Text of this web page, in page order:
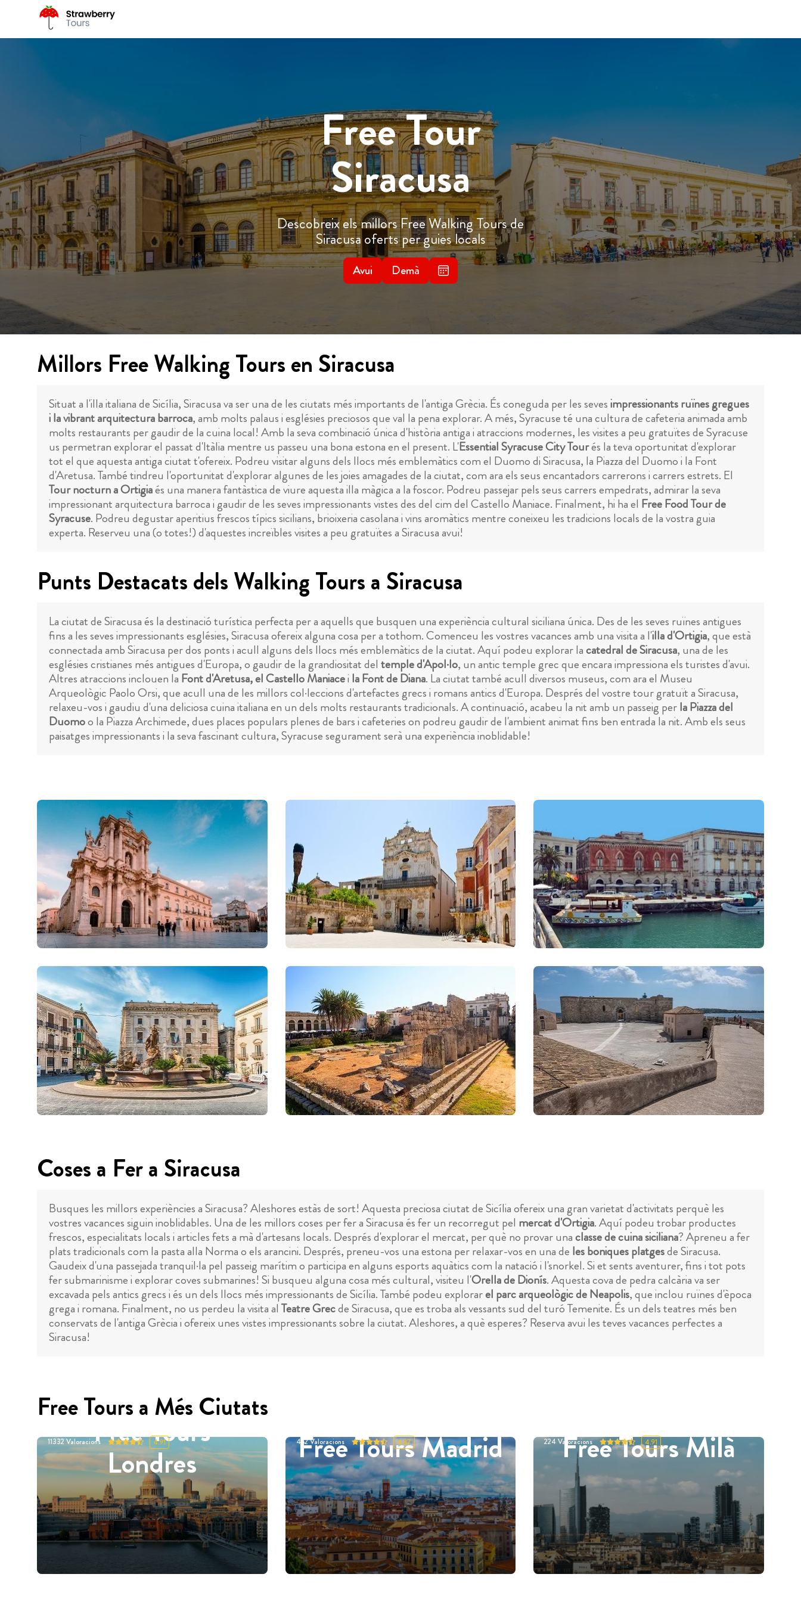
Free Tour
Siracusa
Descobreix els millors Free Walking Tours de
Siracusa oferts per guies locals
Avui Demà
Millors Free Walking Tours en Siracusa
Situat a l'illa italiana de Sicília, Siracusa va ser una de les ciutats més importants de l'antiga Grècia. És coneguda per les sevesimpressionants ruïnes gregues
i la vibrant arquitectura barroca, amb molts palaus i esglésies preciosos que val la pena explorar. A més, Syracuse té una cultura de cafeteria animada amb
molts restaurants per gaudir de la cuina local! Amb la seva combinació única d'història antiga i atraccions modernes, les visites a peu gratuïtes de Syracuse
us permetran explorar el passat d'Itàlia mentre us passeu una bona estona en el present. L'Essential Syracuse City Tourés la teva oportunitat d'explorar
tot el que aquesta antiga ciutat t'ofereix. Podreu visitar alguns dels llocs més emblemàtics com el Duomo di Siracusa, la Piazza del Duomo i la Font
d'Aretusa. També tindreu l'oportunitat d'explorar algunes de les joies amagades de la ciutat, com ara els seus encantadors carrerons i carrers estrets. El
Tour nocturn a Ortigiaés una manera fantàstica de viure aquesta illa màgica a la foscor. Podreu passejar pels seus carrers empedrats, admirar la seva
impressionant arquitectura barroca i gaudir de les seves impressionants vistes des del cim del Castello Maniace. Finalment, hi ha el Free Food Tour de
Syracuse. Podreu degustar aperitius frescos típics sicilians, brioixeria casolana i vins aromàtics mentre coneixeu les tradicions locals de la vostra guia
experta. Reserveu una (o totes!) d'aquestes increïbles visites a peu gratuïtes a Siracusa avui!
Punts Destacats dels Walking Tours a Siracusa
La ciutat de Siracusa és la destinació turística perfecta per a aquells que busquen una experiència cultural siciliana única. Des de les seves ruïnes antigues
fins a les seves impressionants esglésies, Siracusa ofereix alguna cosa per a tothom. Comenceu les vostres vacances amb una visita a l'illa d'Ortigia, que està
connectada amb Siracusa per dos ponts i acull alguns dels llocs més emblemàtics de la ciutat. Aquí podeu explorar lacatedral de Siracusa, una de les
esglésies cristianes més antigues d'Europa, o gaudir de la grandiositat del temple d'Apol·lo, un antic temple grec que encara impressiona els turistes d'avui.
Altres atraccions inclouen la Font d'Aretusa, el Castello Maniacei la Font de Diana. La ciutat també acull diversos museus, com ara el Museu
Arqueològic Paolo Orsi, que acull una de les millors col·leccions d'artefactes grecs i romans antics d'Europa. Després del vostre tour gratuït a Siracusa,
relaxeu-vos i gaudiu d'una deliciosa cuina italiana en un dels molts restaurants tradicionals. A continuació, acabeu la nit amb un passeig perla Piazza del
Duomoo la Piazza Archimede, dues places populars plenes de bars i cafeteries on podreu gaudir de l'ambient animat fins ben entrada la nit. Amb els seus
paisatges impressionants i la seva fascinant cultura, Syracuse segurament serà una experiència inoblidable!
Coses a Fer a Siracusa
Busques les millors experiències a Siracusa? Aleshores estàs de sort! Aquesta preciosa ciutat de Sicília ofereix una gran varietat d'activitats perquè les
vostres vacances siguin inoblidables. Una de les millors coses per fer a Siracusa és fer un recorregut pel mercat d'Ortigia. Aquí podeu trobar productes
frescos, especialitats locals i articles fets a mà d'artesans locals. Després d'explorar el mercat, per què no provar unaclasse de cuina siciliana? Apreneu a fer
plats tradicionals com la pasta alla Norma o els arancini. Després, preneu-vos una estona per relaxar-vos en una de les boniques platgesde Siracusa.
Gaudeix d'una passejada tranquil·la pel passeig marítim o participa en alguns esports aquàtics com la natació i l'snorkel. Si et sents aventurer, fins i tot pots
fer submarinisme i explorar coves submarines! Si busqueu alguna cosa més cultural, visiteu l'Orella de Dionís. Aquesta cova de pedra calcària va ser
excavada pels antics grecs i és un dels llocs més impressionants de Sicília. També podeu explorarel parc arqueològic de Neapolis, que inclou ruïnes d'època
grega i romana. Finalment, no us perdeu la visita al Teatre Grecde Siracusa, que es troba als vessants sud del turó Temenite. És un dels teatres més ben
conservats de l'antiga Grècia i ofereix unes vistes impressionants sobre la ciutat. Aleshores, a què esperes? Reserva avui les teves vacances perfectes a
Siracusa!
Free Tours a Més Ciutats
Free Tours
Londres
11332 Valoracions 4.91 Free Tours Madrid
452Valoracions 4.87 Free Tours Milà
224 Valoracions 4.91